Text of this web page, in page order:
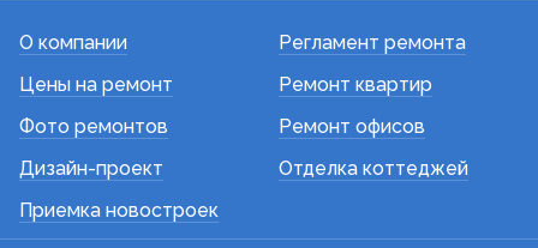
О компании
Цены на ремонт
Фото ремонтов
Дизайн-проект
Приемка новостроек
Регламент ремонта
Ремонт квартир
Ремонт офисов
Отделка коттеджей